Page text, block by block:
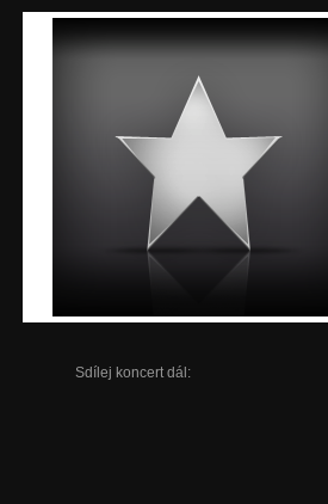
Sdílej koncert dál: